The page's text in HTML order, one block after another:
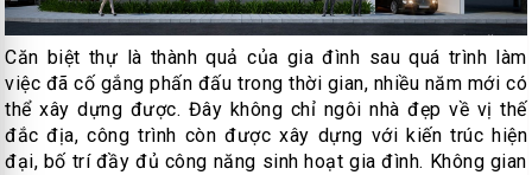
Căn biệt thự là thành quả của gia đình sau quá trình làm
việc đã cố gắng phấn đấu trong thời gian, nhiều năm mới có
thể xây dựng được. Đây không chỉ ngôi nhà đẹp về vị thế
đắc địa, công trình còn được xây dựng với kiến trúc hiện
đại, bố trí đầy đủ công năng sinh hoạt gia đình. Không gian